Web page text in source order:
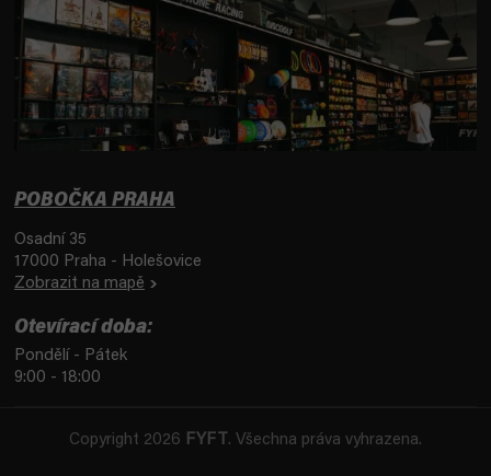
POBOČKA PRAHA
Osadní 35
17000 Praha - Holešovice
Zobrazit na mapě
Otevírací doba:
Pondělí - Pátek
9:00 - 18:00
Copyright 2026 FYFT . Všechna práva vyhrazena.